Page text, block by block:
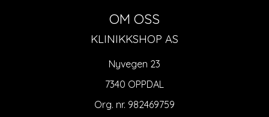
OM OSS
KLINIKKSHOP AS
Nyvegen 23
7340 OPPDAL
Org. nr. 982469759